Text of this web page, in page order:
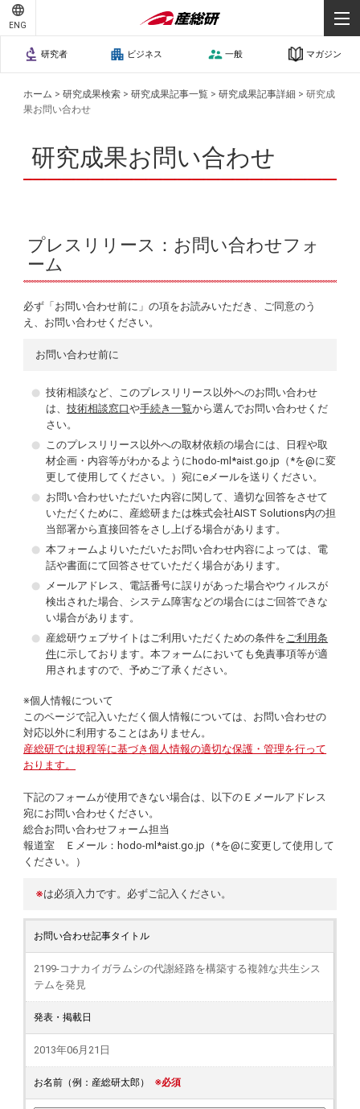
ENG
研究者 ビジネス 一般 マガジン
ホーム >研究成果検索 >研究成果記事一覧 >研究成果記事詳細 >研究成
果お問い合わせ
研究成果お問い合わせ
プレスリリース：お問い合わせフォ
ーム
必ず「お問い合わせ前に」の項をお読みいただき、ご同意のう
え、お問い合わせください。
お問い合わせ前に
技術相談など、このプレスリリース以外へのお問い合わせ
は、技術相談窓口や手続き一覧から選んでお問い合わせくだ
さい。
このプレスリリース以外への取材依頼の場合には、日程や取
材企画・内容等がわかるようにhodo-ml*aist.go.jp（*を@に変
更して使用してください。）宛にeメールを送りください。
お問い合わせいただいた内容に関して、適切な回答をさせて
いただくために、産総研または株式会社AIST Solutions内の担
当部署から直接回答をさし上げる場合があります。
本フォームよりいただいたお問い合わせ内容によっては、電
話や書面にて回答させていただく場合があります。
メールアドレス、電話番号に誤りがあった場合やウィルスが
検出された場合、システム障害などの場合にはご回答できな
い場合があります。
産総研ウェブサイトはご利用いただくための条件を ご利用条
件に示しております。本フォームにおいても免責事項等が適
用されますので、予めご了承ください。
※個人情報について
このページで記入いただく個人情報については、お問い合わせの
対応以外に利用することはありません。
産総研では規程等に基づき個人情報の適切な保護・管理を行って
おります。
下記のフォームが使用できない場合は、以下のＥメールアドレス
宛にお問い合わせください。
総合お問い合わせフォーム担当
報道室 Ｅメール：hodo-ml*aist.go.jp（*を@に変更して使用して
ください。）
※は必須入力です。必ずご記入ください。
お問い合わせ記事タイトル
2199-コナカイガラムシの代謝経路を構築する複雑な共生シス
テムを発見
発表・掲載日
2013年06月21日
お名前（例：産総研太郎） ※必須